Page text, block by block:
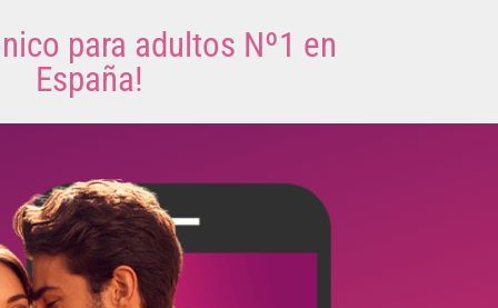
para adultos Nº1 en
España!